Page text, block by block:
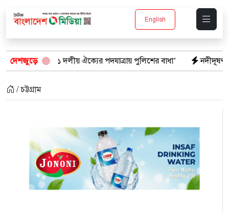
English
দেশজুড়ে
ঐক্যের পদযাত্রায় পুলিশের বাধা’ নদীদূষণ রোধে কঠোর
/ চট্টগ্রাম